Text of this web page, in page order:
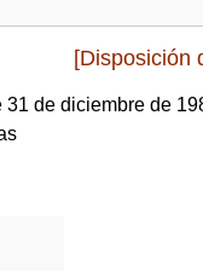
[Disposición
31 de diciembre de